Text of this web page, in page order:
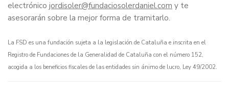
electrónico jordisoler@fundaciosolerdaniel.com y te
asesorarán sobre la mejor forma de tramitarlo.
La FSD es una fundación sujeta a la legislación de Cataluña e inscrita en el
Registro de Fundaciones de la Generalidad de Cataluña con el número 152,
acogida a los beneficios fiscales de las entidades sin ánimo de lucro, Ley 49/2002.